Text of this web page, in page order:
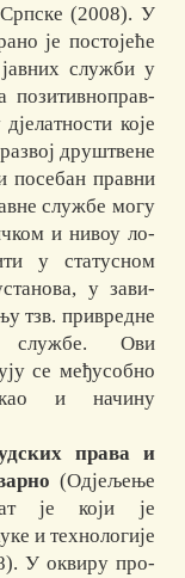
Српске (2008). У
је постојеће
јавних служби у
по­зи­тив­но­прав­
које
друштвене
посебан правни
службе могу
и ни­воу ло­
у статусном
у зави­
тзв. привредне
службе. Ови
се међу­со­бно
и начину
права и
(Одјељење
је који је
и технологије
У оквиру про­